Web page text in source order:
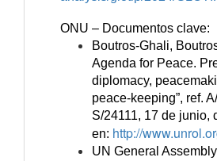
ONU – Documentos clave:
Boutros-Ghali,
Agenda for Peace.
diplomacy,
peace-keeping”, ref.
S/24111, 17 de junio,
en: http://
UN General